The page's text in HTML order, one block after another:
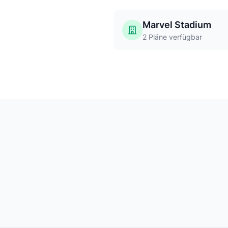
Marvel Stadium
2 Pläne verfügbar